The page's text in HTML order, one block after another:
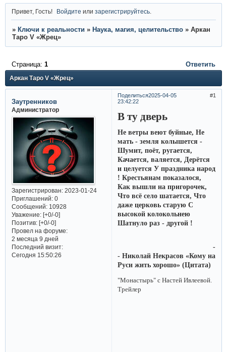
Привет, Гость! Войдите илизарегистрируйтесь
» Ключи к реальности » Наука, магия, целительство » Аркан
Таро V «Жрец»
Аркан Таро V «Жрец»
Страница: 1 Ответить
Поделиться 1
2025-04-05
23:42:22
Заутренников
Администратор
Зарегистрирован: 2023-01-24
Приглашений:0
Сообщений:10928
Уважение: [+0/-0]
Позитив: [+0/-0]
Провел на форуме:
2 месяца 9 дней
Последний визит:
Сегодня 15:50:26
В ту дверь
Не ветры веют буйные, Не
мать - земля колышется -
Шумит, поёт, ругается,
Качается, валяется, Дерётся
и целуется У праздника народ
! Крестьянам показалося,
Как вышли на пригорочек,
Что всё село шатается, Что
даже церковь старую С
высокой колокольнею
Шатнуло раз - другой !
-
- Николай Некрасов «Кому на
Руси жить хорошо» (Цитата)
"Монастырь" с Настей Ивлеевой.
Трейлер